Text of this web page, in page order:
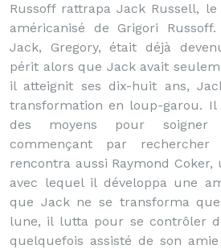
Russoff rattrapa Jack Russell,
américanisé de Grigori
Jack, Gregory, était déjà
périt alors que Jack avait
il atteignit ses dix-huit ans,
transformation en loup-garou.
des moyens pour soigner
commençant par
rencontra aussi Raymond
avec lequel il développa une
que Jack ne se transforma
lune, il lutta pour se contrôler
quelquefois assisté de son